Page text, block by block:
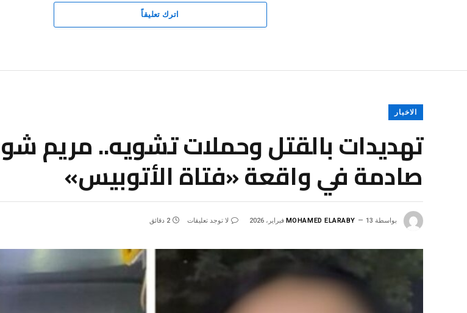
اترك تعليقاً
الاخبار
تهديدات بالقتل وحملات تشويه.. مريم
صادمة في واقعة «فتاة الأتوبيس»
بواسطة MOHAMED ELARABY 13 فبراير، 2026 لا توجد تعليقات 2 دقائق